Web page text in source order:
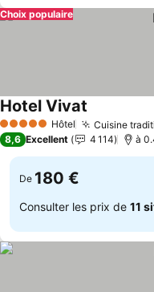
Choix populaire
5 Étoiles Hôtel Cuisine
Hotel Vivat
8,6 Excellent 4 114 à
De 180 €
Consulter les prix de 11